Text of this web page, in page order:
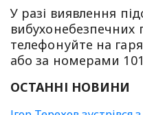
У разі виявлення
вибухонебезпечних
телефонуйте на
або за номерами
ОСТАННІ НОВИНИ